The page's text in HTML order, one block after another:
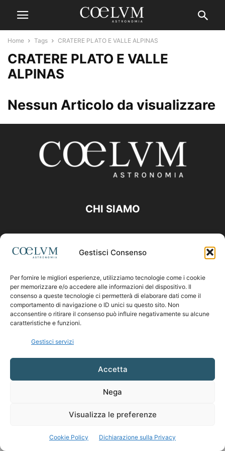
Gestisci Consenso
Per fornire le migliori esperienze, utilizziamo tecnologie come i cookie
per memorizzare e/o accedere alle informazioni del dispositivo. Il
consenso a queste tecnologie ci permetterà di elaborare dati come il
comportamento di navigazione o ID unici su questo sito. Non
acconsentire o ritirare il consenso può influire negativamente su alcune
caratteristiche e funzioni.
Gestisci servizi
Accetta
Nega
Visualizza le preferenze
Cookie Policy Dichiarazione sulla Privacy
Home Tags CRATERE PLATO E VALLE ALPINAS
CRATERE PLATO E VALLE
ALPINAS
Nessun Articolo da visualizzare
CHI SIAMO